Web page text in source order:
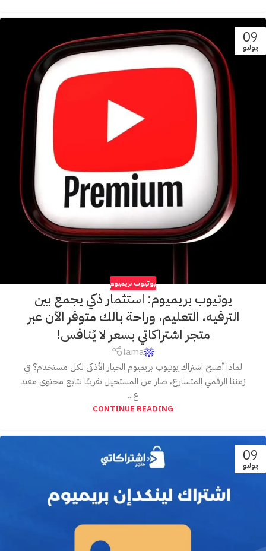
09
يوليو
يوتيوب بريميوم
يوتيوب بريميوم: استثمار ذكي يجمع بين
الترفيه، التعليم، وراحة بالك متوفر الآن عبر
متجر اشتراكاتي بسعر لا يُنافس!
lama
لماذا أصبح اشتراك يوتيوب بريميوم الخيار الأذكى لكل مستخدم؟ في
زمننا الرقمي المتسارع، صار من المستحيل تقريبًا نتابع محتوى مفيد
ع...
CONTINUE READING
09
يوليو